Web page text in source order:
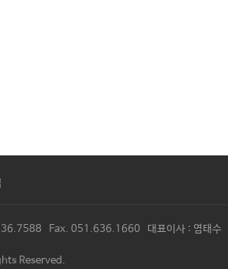
Fax. 051.636.1660 대표이사 : 염태
Reserved.